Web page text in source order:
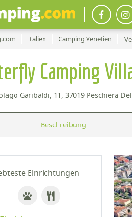
Italien Camping Venetien
Camping
Garibaldi, 11, 37019 Peschiera
Beschreibung
Einrichtungen